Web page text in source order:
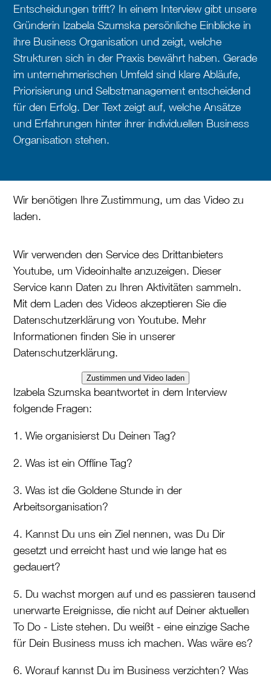
Entscheidungen trifft? In einem Interview gibt unsere
Gründerin Izabela Szumska persönliche Einblicke in
ihre Business Organisation und zeigt, welche
Strukturen sich in der Praxis bewährt haben. Gerade
im unternehmerischen Umfeld sind klare Abläufe,
Priorisierung und Selbstmanagement entscheidend
für den Erfolg. Der Text zeigt auf, welche Ansätze
und Erfahrungen hinter ihrer individuellen Business
Organisation stehen.
Wir benötigen Ihre Zustimmung, um das Video zu
laden.
Wir verwenden den Service des Drittanbieters
Youtube, um Videoinhalte anzuzeigen. Dieser
Service kann Daten zu Ihren Aktivitäten sammeln.
Mit dem Laden des Videos akzeptieren Sie die
Datenschutzerklärung von Youtube. Mehr
Informationen finden Sie in unserer
Datenschutzerklärung.
Zustimmen und Video laden
Izabela Szumska beantwortet in dem Interview
folgende Fragen:
1. Wie organisierst Du Deinen Tag?
2. Was ist ein Offline Tag?
3. Was ist die Goldene Stunde in der
Arbeitsorganisation?
4. Kannst Du uns ein Ziel nennen, was Du Dir
gesetzt und erreicht hast und wie lange hat es
gedauert?
5. Du wachst morgen auf und es passieren tausend
unerwarte Ereignisse, die nicht auf Deiner aktuellen
To Do - Liste stehen. Du weißt - eine einzige Sache
für Dein Business muss ich machen. Was wäre es?
6. Worauf kannst Du im Business verzichten? Was